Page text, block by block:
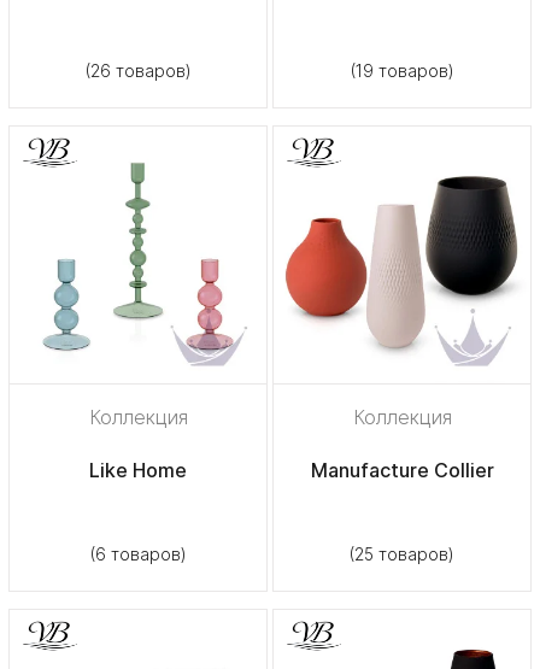
(26 товаров) (19 товаров)
Коллекция
Like Home
(6 товаров)
Коллекция
Manufacture Collier
(25 товаров)